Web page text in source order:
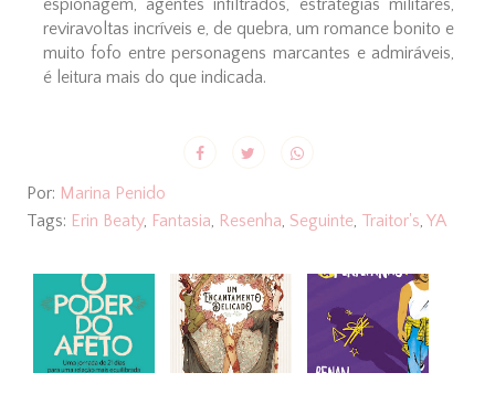
espionagem, agentes infiltrados, estratégias militares,
reviravoltas incríveis e, de quebra, um romance bonito e
muito fofo entre personagens marcantes e admiráveis,
é leitura mais do que indicada.
Por: Marina Penido
Tags: Erin Beaty, Fantasia, Resenha, Seguinte, Traitor's, YA